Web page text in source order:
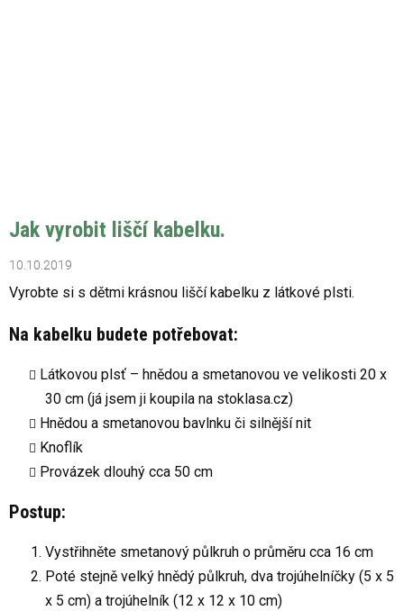
Jak vyrobit liščí kabelku.
10.10.2019
Vyrobte si s dětmi krásnou liščí kabelku z látkové plsti.
Na kabelku budete potřebovat:
Látkovou plsť – hnědou a smetanovou ve velikosti 20 x
30 cm (já jsem ji koupila na stoklasa.cz)
Hnědou a smetanovou bavlnku či silnější nit
Knoflík
Provázek dlouhý cca 50 cm
Postup:
Vystřihněte smetanový půlkruh o průměru cca 16 cm
Poté stejně velký hnědý půlkruh, dva trojúhelníčky (5 x 5
x 5 cm) a trojúhelník (12 x 12 x 10 cm)